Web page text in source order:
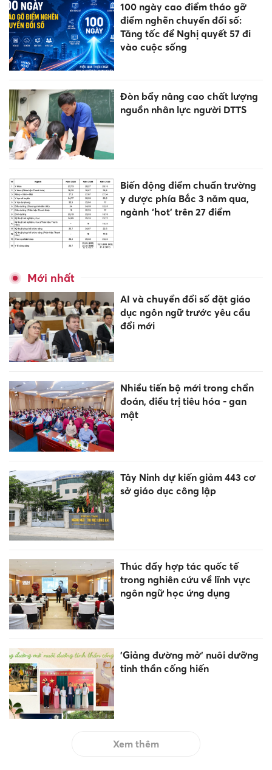
100 ngày cao điểm tháo gỡ
điểm nghẽn chuyển đổi số:
Tăng tốc để Nghị quyết 57 đi
vào cuộc sống
Đòn bẩy nâng cao chất lượng
nguồn nhân lực người DTTS
Biến động điểm chuẩn trường
y dược phía Bắc 3 năm qua,
ngành ‘hot’ trên 27 điểm
Mới nhất
AI và chuyển đổi số đặt giáo
dục ngôn ngữ trước yêu cầu
đổi mới
Nhiều tiến bộ mới trong chẩn
đoán, điều trị tiêu hóa - gan
mật
Tây Ninh dự kiến giảm 443 cơ
sở giáo dục công lập
Thúc đẩy hợp tác quốc tế
trong nghiên cứu về lĩnh vực
ngôn ngữ học ứng dụng
'Giảng đường mở' nuôi dưỡng
tinh thần cống hiến
Xem thêm